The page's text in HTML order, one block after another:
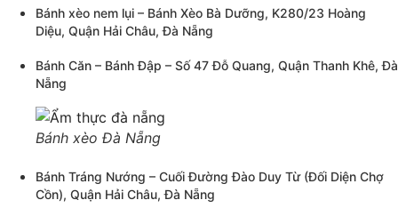
Bánh xèo nem lụi – Bánh Xèo Bà Dưỡng, K280/23 Hoàng
Diệu, Quận Hải Châu, Đà Nẵng
Bánh Căn – Bánh Đập – Số 47 Đỗ Quang, Quận Thanh Khê, Đà
Nẵng
Bánh xèo Đà Nẵng
Bánh Tráng Nướng – Cuối Đường Đào Duy Từ (Đối Diện Chợ
Cồn), Quận Hải Châu, Đà Nẵng